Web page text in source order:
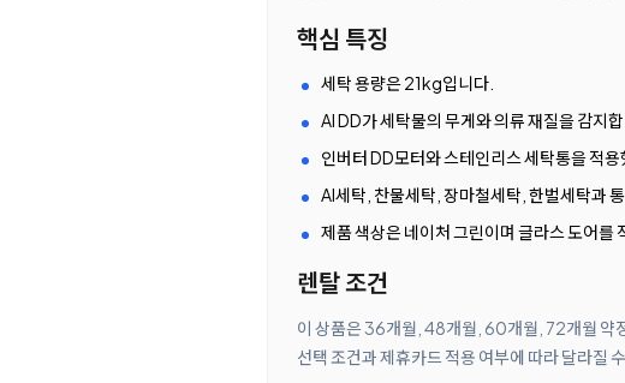
핵심 특징
세탁 용량은 21kg입니다.
AI DD가 세탁물의 무게와 의류 재질을 감지합
인버터 DD모터와 스테인리스 세탁통을 적용
AI세탁, 찬물세탁, 장마철세탁, 한벌세탁과
제품 색상은 네이처 그린이며 글라스 도어를
렌탈 조건
이 상품은 36개월, 48개월, 60개월, 72개월 약
선택 조건과 제휴카드 적용 여부에 따라 달라질